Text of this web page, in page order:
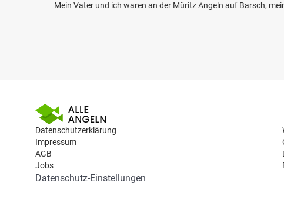
Mein Vater und ich waren an der Müritz Angeln auf Barsch,
Datenschutzerklärung
Impressum
AGB
Jobs
Datenschutz-Einstellungen